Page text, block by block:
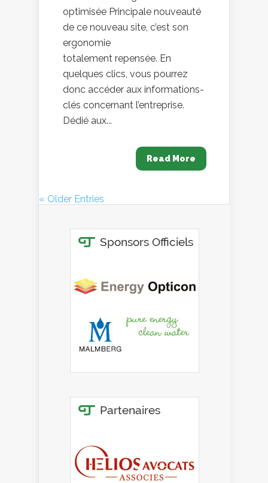
optimisée Principale nouveauté
de ce nouveau site, c’est son
ergonomie
totalement repensée. En
quelques clics, vous pourrez
donc accéder aux informations-
clés concernant l’entreprise.
Dédié aux...
Read More
« Older Entries